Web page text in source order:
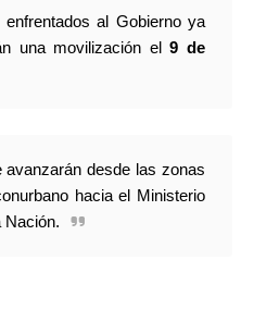
al Gobierno ya
una movilización el9 de
desde las zonas
hacia el Ministerio
Nación.